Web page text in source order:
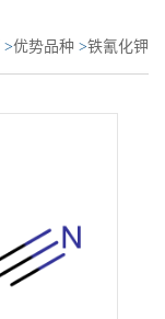
>优势品种 >铁氰化钾